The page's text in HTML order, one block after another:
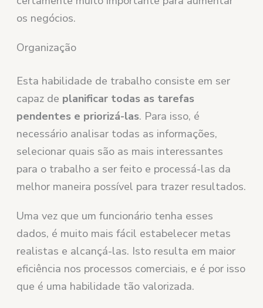
os negócios.
Organização
Esta habilidade de trabalho consiste em ser
capaz de planificar todas as tarefas
pendentes e priorizá-las. Para isso, é
necessário analisar todas as informações,
selecionar quais são as mais interessantes
para o trabalho a ser feito e processá-las da
melhor maneira possível para trazer resultados.
Uma vez que um funcionário tenha esses
dados, é muito mais fácil estabelecer metas
realistas e alcançá-las. Isto resulta em maior
eficiência nos processos comerciais, e é por isso
que é uma habilidade tão valorizada.